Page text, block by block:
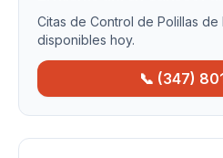
Citas de Control de Polillas de
disponibles hoy.
📞 (347)